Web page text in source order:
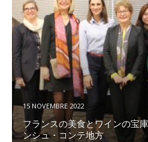
15 NOVEMBRE 2022
フランスの美食とワインの宝
ンシュ・コンテ地方